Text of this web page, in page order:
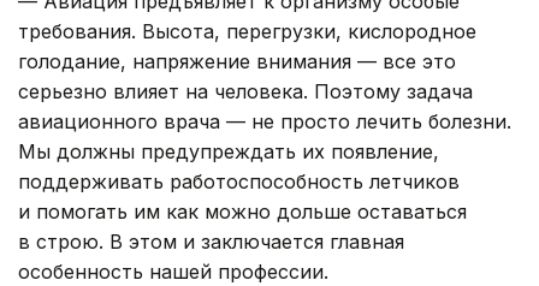
требования. Высота, перегрузки, кислородное
голодание, напряжение внимания — все это
серьезно влияет на человека. Поэтому задача
авиационного врача — не просто лечить болезни.
Мы должны предупреждать их появление,
поддерживать работоспособность летчиков
и помогать им как можно дольше оставаться
в строю. В этом и заключается главная
особенность нашей профессии.